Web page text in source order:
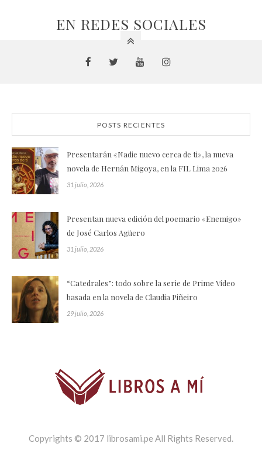
EN REDES SOCIALES
POSTS RECIENTES
Presentarán «Nadie nuevo cerca de ti», la nueva
novela de Hernán Migoya, en la FIL Lima 2026
31 julio, 2026
Presentan nueva edición del poemario «Enemigo»
de José Carlos Agüero
31 julio, 2026
“Catedrales”: todo sobre la serie de Prime Video
basada en la novela de Claudia Piñeiro
29 julio, 2026
Copyrights © 2017 librosami.pe All Rights Reserved.